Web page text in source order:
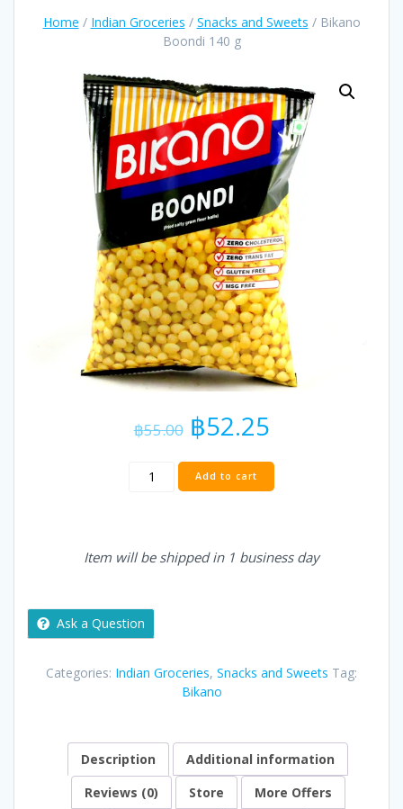
Home / Indian Groceries / Snacks and Sweets / Bikano
Boondi 140 g
฿55.00 Original
price
was:
฿55.00.
฿52.25Current
price
is:
฿52.25.
Bikano
Boondi
Add to cart
Item will be shipped in 1 business day
Ask a Question
Categories: Indian Groceries, Snacks and Sweets Tag:
Bikano
Description
Additional information
Reviews (0)
Store
More Offers